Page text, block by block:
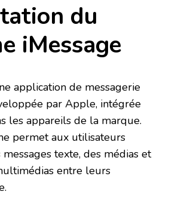
du
iMessage
application de messagerie
par Apple, intégrée
les appareils de la marque.
permet aux utilisateurs
texte, des médias et
entre leurs